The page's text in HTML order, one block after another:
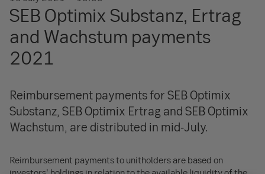
SEB Optimix Substanz, Ertrag
and Wachstum payments
2021
Reimbursement payments for SEB Optimix
Substanz, SEB Optimix Ertrag and SEB Optimix
Wachstum, are distributed in mid-July.
Reimbursement payments to unitholders are based on